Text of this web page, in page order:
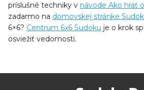
príslušné techniky v návode Ako hrať
zadarmo na domovskej stránke
6×6? Centrum 6x6 Sudoku je o krok
osviežiť vedomosti.